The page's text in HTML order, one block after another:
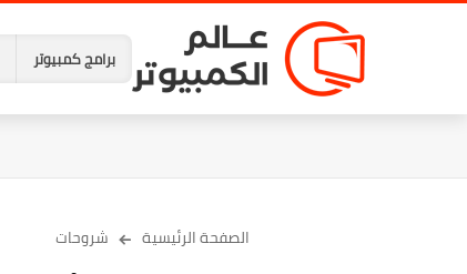
برامج كمبيوتر
الصفحة الرئيسية شروحات